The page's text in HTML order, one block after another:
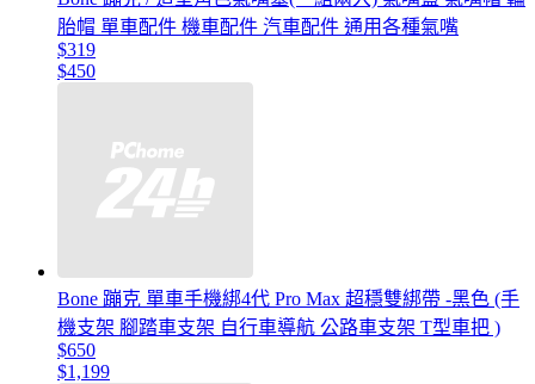
胎帽 單車配件 機車配件 汽車配件 通用各種氣嘴
$319
$450
Bone 蹦克 單車手機綁4代 Pro Max 超穩雙綁帶 -黑色 (手
機支架 腳踏車支架 自行車導航 公路車支架 T型車把 )
$650
$1,199